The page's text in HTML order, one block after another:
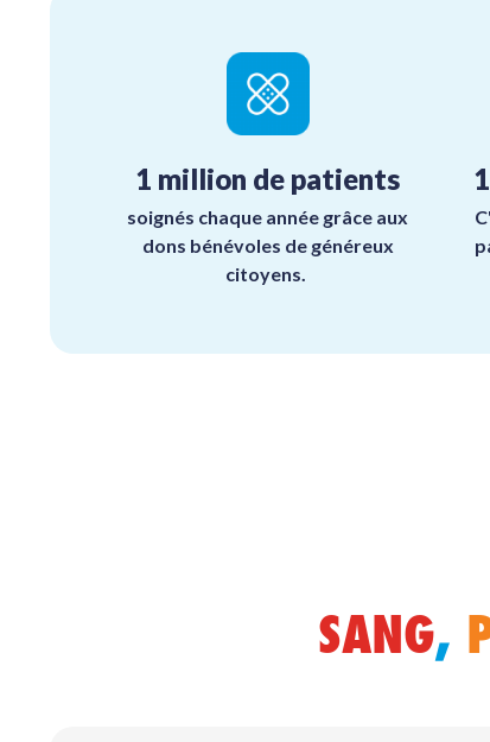
1 million de patients
soignés chaque année grâce aux
dons bénévoles de généreux
citoyens.
SANG,